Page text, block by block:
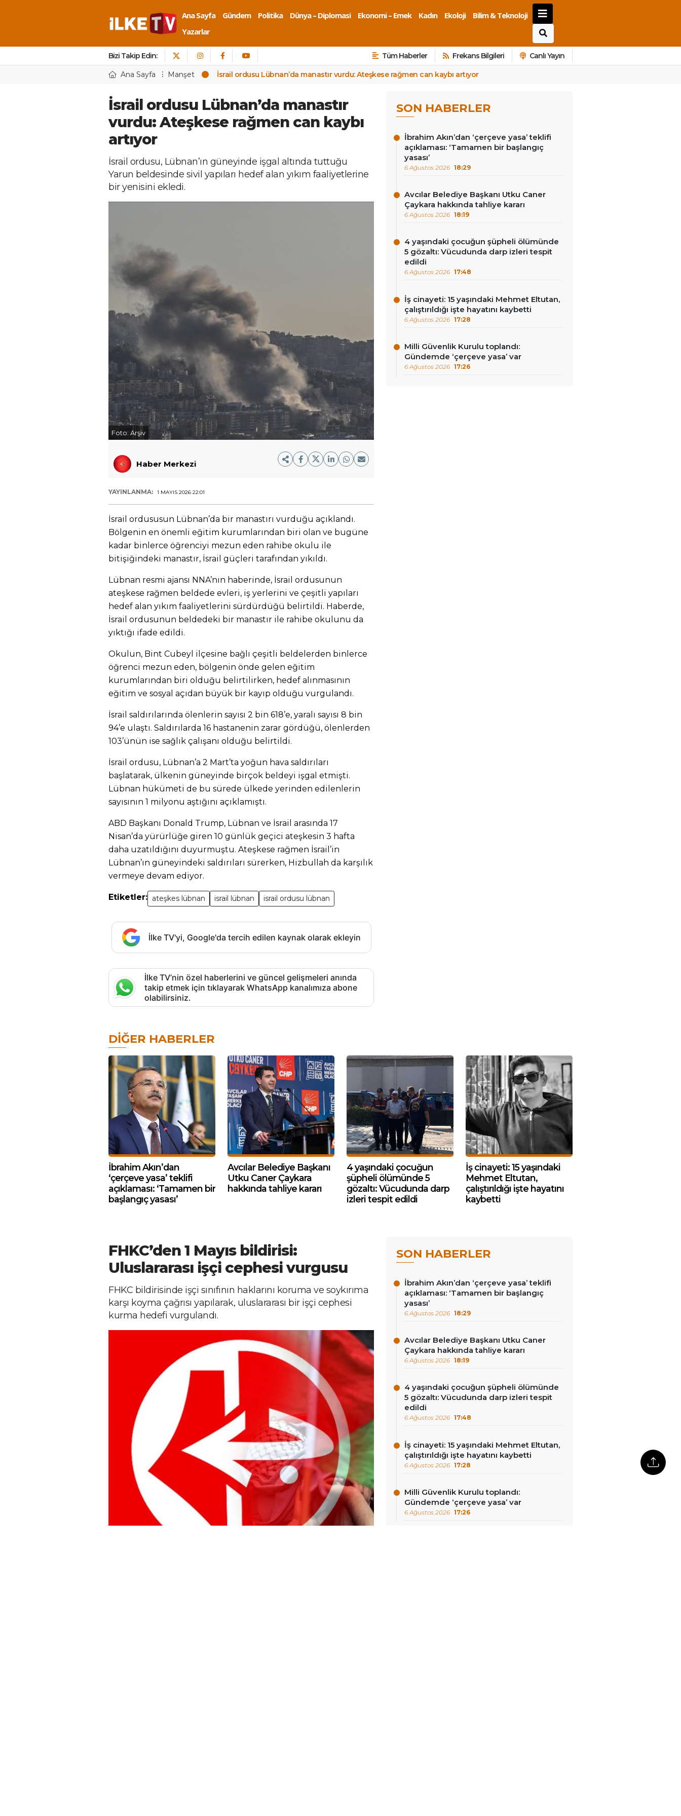
Ana Sayfa Gündem Politika Dünya – Diplomasi Ekonomi – Emek Kadın Ekoloji
Bilim & Teknoloji
Yazarlar
Bizi Takip Edin: Tüm Haberler Frekans Bilgileri Canlı Yayın
Ana Sayfa Manşet İsrail ordusu Lübnan’da manastır vurdu: Ateşkese rağmen can kaybı artıyor
İsrail ordusu Lübnan’da manastır
vurdu: Ateşkese rağmen can kaybı
artıyor
İsrail ordusu, Lübnan’ın güneyinde işgal altında tuttuğu
Yarun beldesinde sivil yapıları hedef alan yıkım faaliyetlerine
bir yenisini ekledi.
Foto: Arşiv
Haber Merkezi
YAYINLANMA: 1 MAYIS 2026 22:01
İsrail ordususun Lübnan’da bir manastırı vurduğu açıklandı.
Bölgenin en önemli eğitim kurumlarından biri olan ve bugüne
kadar binlerce öğrenciyi mezun eden rahibe okulu ile
bitişiğindeki manastır, İsrail güçleri tarafından yıkıldı.
Lübnan resmi ajansı NNA’nın haberinde, İsrail ordusunun
ateşkese rağmen beldede evleri, iş yerlerini ve çeşitli yapıları
hedef alan yıkım faaliyetlerini sürdürdüğü belirtildi. Haberde,
İsrail ordusunun beldedeki bir manastır ile rahibe okulunu da
yıktığı ifade edildi.
Okulun, Bint Cubeyl ilçesine bağlı çeşitli beldelerden binlerce
öğrenci mezun eden, bölgenin önde gelen eğitim
kurumlarından biri olduğu belirtilirken, hedef alınmasının
eğitim ve sosyal açıdan büyük bir kayıp olduğu vurgulandı.
İsrail saldırılarında ölenlerin sayısı 2 bin 618’e, yaralı sayısı 8 bin
94’e ulaştı. Saldırılarda 16 hastanenin zarar gördüğü, ölenlerden
103’ünün ise sağlık çalışanı olduğu belirtildi.
İsrail ordusu, Lübnan’a 2 Mart’ta yoğun hava saldırıları
başlatarak, ülkenin güneyinde birçok beldeyi işgal etmişti.
Lübnan hükümeti de bu sürede ülkede yerinden edilenlerin
sayısının 1 milyonu aştığını açıklamıştı.
ABD Başkanı Donald Trump, Lübnan ve İsrail arasında 17
Nisan’da yürürlüğe giren 10 günlük geçici ateşkesin 3 hafta
daha uzatıldığını duyurmuştu. Ateşkese rağmen İsrail’in
Lübnan’ın güneyindeki saldırıları sürerken, Hizbullah da karşılık
vermeye devam ediyor.
Etiketler: ateşkes lübnan israil lübnan israil ordusu lübnan
İlke TV'yi, Google'da tercih edilen kaynak olarak ekleyin
İlke TV’nin özel haberlerini ve güncel gelişmeleri anında
takip etmek için tıklayarak WhatsApp kanalımıza abone
olabilirsiniz.
SON HABERLER
İbrahim Akın’dan ‘çerçeve yasa’ teklifi
açıklaması: ‘Tamamen bir başlangıç
yasası’
6 Ağustos 2026 18:29
Avcılar Belediye Başkanı Utku Caner
Çaykara hakkında tahliye kararı
6 Ağustos 2026 18:19
4 yaşındaki çocuğun şüpheli ölümünde
5 gözaltı: Vücudunda darp izleri tespit
edildi
6 Ağustos 2026 17:48
İş cinayeti: 15 yaşındaki Mehmet Eltutan,
çalıştırıldığı işte hayatını kaybetti
6 Ağustos 2026 17:28
Milli Güvenlik Kurulu toplandı:
Gündemde ‘çerçeve yasa’ var
6 Ağustos 2026 17:26
DIĞER HABERLER
İbrahim Akın’dan
‘çerçeve yasa’ teklifi
açıklaması: ‘Tamamen bir
başlangıç yasası’
Avcılar Belediye Başkanı
Utku Caner Çaykara
hakkında tahliye kararı
4 yaşındaki çocuğun
şüpheli ölümünde 5
gözaltı: Vücudunda darp
izleri tespit edildi
İş cinayeti: 15 yaşındaki
Mehmet Eltutan,
çalıştırıldığı işte hayatını
kaybetti
FHKC’den 1 Mayıs bildirisi:
Uluslararası işçi cephesi vurgusu
FHKC bildirisinde işçi sınıfının haklarını koruma ve soykırıma
karşı koyma çağrısı yapılarak, uluslararası bir işçi cephesi
kurma hedefi vurgulandı.
SON HABERLER
İbrahim Akın’dan ‘çerçeve yasa’ teklifi
açıklaması: ‘Tamamen bir başlangıç
yasası’
6 Ağustos 2026 18:29
Avcılar Belediye Başkanı Utku Caner
Çaykara hakkında tahliye kararı
6 Ağustos 2026 18:19
4 yaşındaki çocuğun şüpheli ölümünde
5 gözaltı: Vücudunda darp izleri tespit
edildi
6 Ağustos 2026 17:48
İş cinayeti: 15 yaşındaki Mehmet Eltutan,
çalıştırıldığı işte hayatını kaybetti
6 Ağustos 2026 17:28
Milli Güvenlik Kurulu toplandı:
Gündemde ‘çerçeve yasa’ var
6 Ağustos 2026 17:26